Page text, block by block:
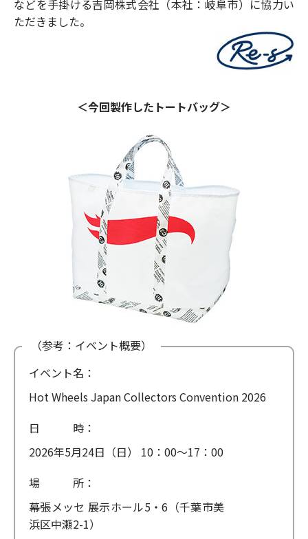
などを手掛ける吉岡株式会社（本社：岐阜市）に協力い
ただきました。
＜今回製作したトートバッグ＞
（参考：イベント概要）
イベント名：
Hot Wheels Japan Collectors Convention 2026
日 時：
2026年5月24日（日） 10：00～17：00
場 所：
幕張メッセ 展示ホール5・6（千葉市美
浜区中瀬2-1）